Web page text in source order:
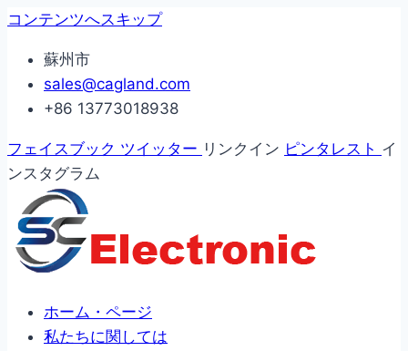
コンテンツへスキップ
蘇州市
sales@cagland.com
+86 13773018938
フェイスブック ツイッター リンクイン ピンタレスト イ
ンスタグラム
ホーム・ページ
私たちに関しては